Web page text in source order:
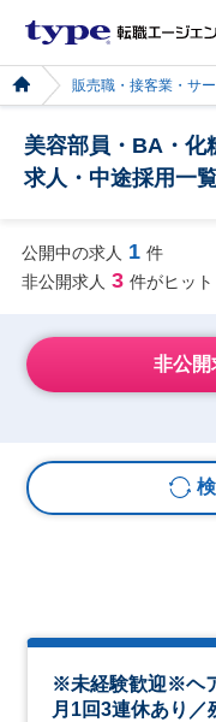
販売職・接客業・サ
美容部員・BA・化
求人・中途採用一
公開中の求人 1 件
非公開求人 3 件がヒット
非公開
※未経験歓迎※ヘ
月1回3連休あり